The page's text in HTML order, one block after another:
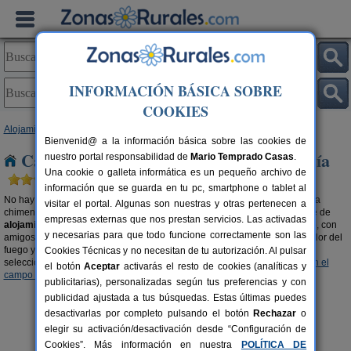
Alojamientos
Casas rurales con chimenea en Andalucía
No hay nada más romántico y cálido que pasar una velada al calor de una
chimenea. Escapa del mundanal ruido y descubre la gran oferta existente de
alojamientos rurales en Andalucía con chimenea. Disfruta del momento, con
amigos, en pareja o en familia. Opta por unas vacaciones diferentes al calor del
fuego y el olor a leña del campo. También te recomendamos visitar esta
selección decasas rurales en la montaña en Andalucíaycasas rurales en el
campo en Andalucía
INFORMACIÓN BÁSICA SOBRE
COOKIES
Bienvenid@ a la información básica sobre las cookies de
nuestro portal responsabilidad de Mario Temprado Casas.
Una cookie o galleta informática es un pequeño archivo de
información que se guarda en tu pc, smartphone o tablet al
visitar el portal. Algunas son nuestras y otras pertenecen a
empresas externas que nos prestan servicios. Las activadas
y necesarias para que todo funcione correctamente son las
Cookies Técnicas y no necesitan de tu autorización. Al pulsar
el botónAceptar activarás el resto de cookies (analíticas y
publicitarias), personalizadas según tus preferencias y con
publicidad ajustada a tus búsquedas. Estas últimas puedes
desactivarlas por completo pulsando el botón Rechazar o
elegir su activación/desactivación desde “Configuración de
Cookies”. Más información en nuestra
POLÍTICA DE